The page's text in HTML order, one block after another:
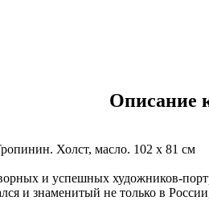
Описание
Холст, масло. 102 x 81 см
и успешных художников-
и знаменитый не только в